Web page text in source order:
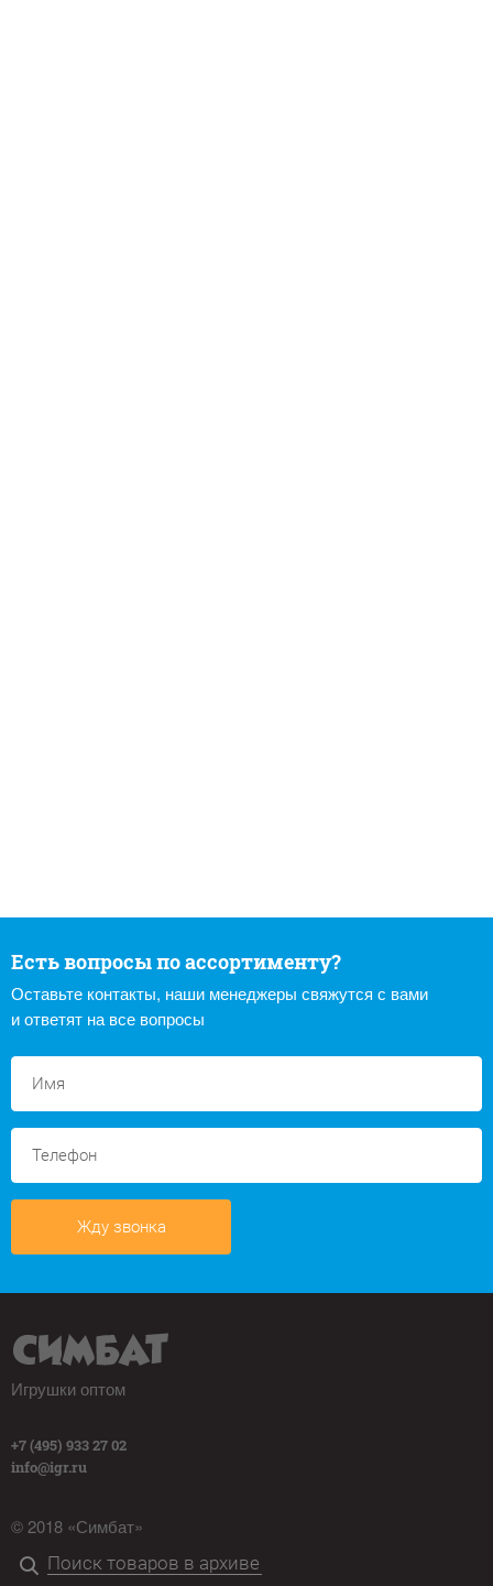
Есть вопросы по ассортименту?
Оставьте контакты, наши менеджеры свяжутся с вами
и ответят на все вопросы
Жду звонка
Игрушки оптом
+7 (495) 933 27 02
info@igr.ru
© 2018 «Симбат»